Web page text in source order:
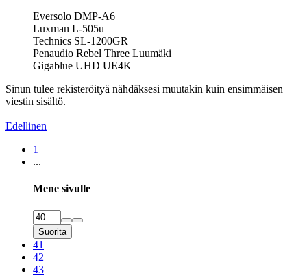
Eversolo DMP-A6
Luxman L-505u
Technics SL-1200GR
Penaudio Rebel Three Luumäki
Gigablue UHD UE4K
Sinun tulee rekisteröityä nähdäksesi muutakin kuin ensimmäisen
viestin sisältö.
Edellinen
1
...
Mene sivulle
Suorita
41
42
43